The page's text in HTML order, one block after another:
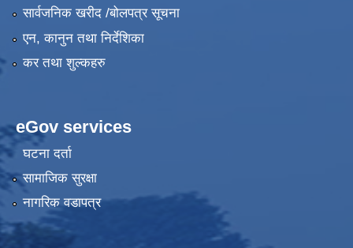
सार्वजनिक खरीद /बोलपत्र सूचना
एन, कानुन तथा निर्देशिका
कर तथा शुल्कहरु
eGov services
घटना दर्ता
सामाजिक सुरक्षा
नागरिक वडापत्र